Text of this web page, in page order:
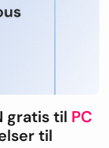
gratis til PC
til